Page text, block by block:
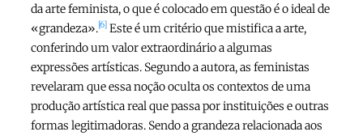
da arte feminista, o que é colocado em questão é o ideal de
«grandeza».[6] Este é um critério que mistifica a arte,
conferindo um valor extraordinário a algumas
expressões artísticas. Segundo a autora, as feministas
revelaram que essa noção oculta os contextos de uma
produção artística real que passa por instituições e outras
formas legitimadoras. Sendo a grandeza relacionada aos